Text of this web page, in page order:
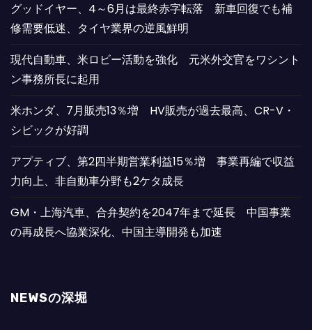
グッドイヤー、4～6月は最終赤字転落 新車回復でも補
修需要低迷、タイヤ業界の逆風鮮明
現代自動車、米ロビー活動を強化 元米外交官をワシント
ン事務所長に起用
米ホンダ、7月販売13％増 HV販売が過去最高、CR-V・
シビックが好調
アプティブ、第2四半期営業利益15％増 事業再編で収益
力向上、非自動車分野も2ケタ成長
GM・上海汽車、合弁契約を2047年まで延長 中国事業
の再成長へ協業深化、中国主導開発も加速
NEWSの深堀